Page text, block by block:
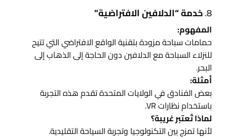
8. خدمة “الدلافين الافتراضية”
المفهوم:
حمامات سباحة مزودة بتقنية الواقع الافتراضي التي تتيح
للنزلاء السباحة مع الدلافين دون الحاجة إلى الذهاب إلى
البحر.
أمثلة:
بعض الفنادق في الولايات المتحدة تقدم هذه التجربة
باستخدام نظارات VR.
لماذا تُعتبر غريبة؟
لأنها تمزج بين التكنولوجيا وتجربة السياحة التقليدية.